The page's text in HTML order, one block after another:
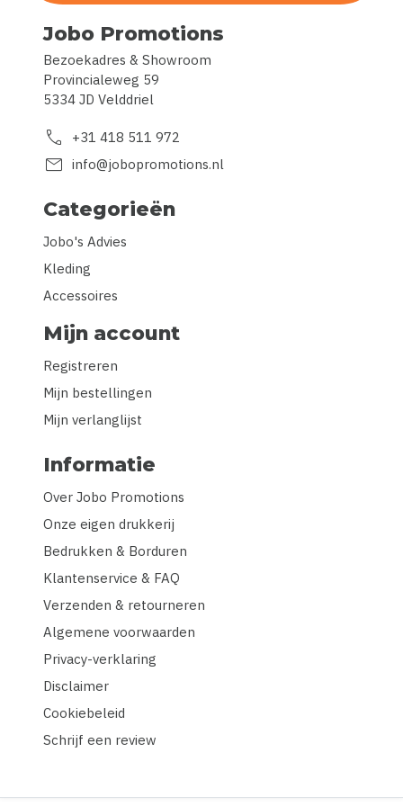
Jobo Promotions
Bezoekadres & Showroom
Provincialeweg 59
5334 JD Velddriel
call +31 418 511 972
mail info@jobopromotions.nl
Categorieën
Jobo's Advies
Kleding
Accessoires
Mijn account
Registreren
Mijn bestellingen
Mijn verlanglijst
Informatie
Over Jobo Promotions
Onze eigen drukkerij
Bedrukken & Borduren
Klantenservice & FAQ
Verzenden & retourneren
Algemene voorwaarden
Privacy-verklaring
Disclaimer
Cookiebeleid
Schrijf een review